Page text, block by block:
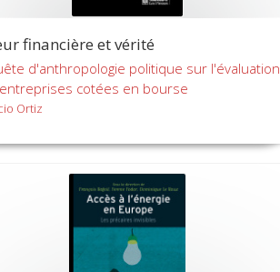
financière et vérité
d'anthropologie politique sur l'évaluation
cotées en bourse
Ortiz